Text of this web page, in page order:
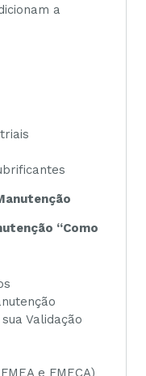
a
“Como
Validação
e FMECA)